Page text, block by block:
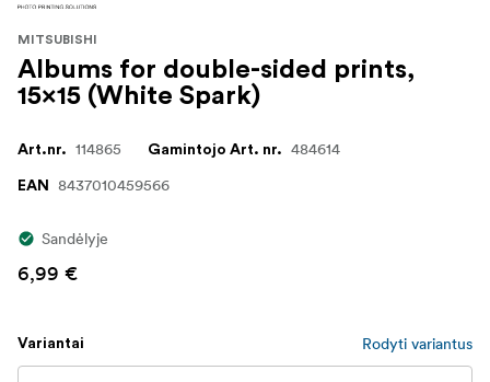
MITSUBISHI
Albums for double-sided prints,
15x15 (White Spark)
Art.nr. 114865 Gamintojo Art. nr. 484614
EAN 8437010459566
Sandėlyje
6,99 €
Variantai Rodyti variantus